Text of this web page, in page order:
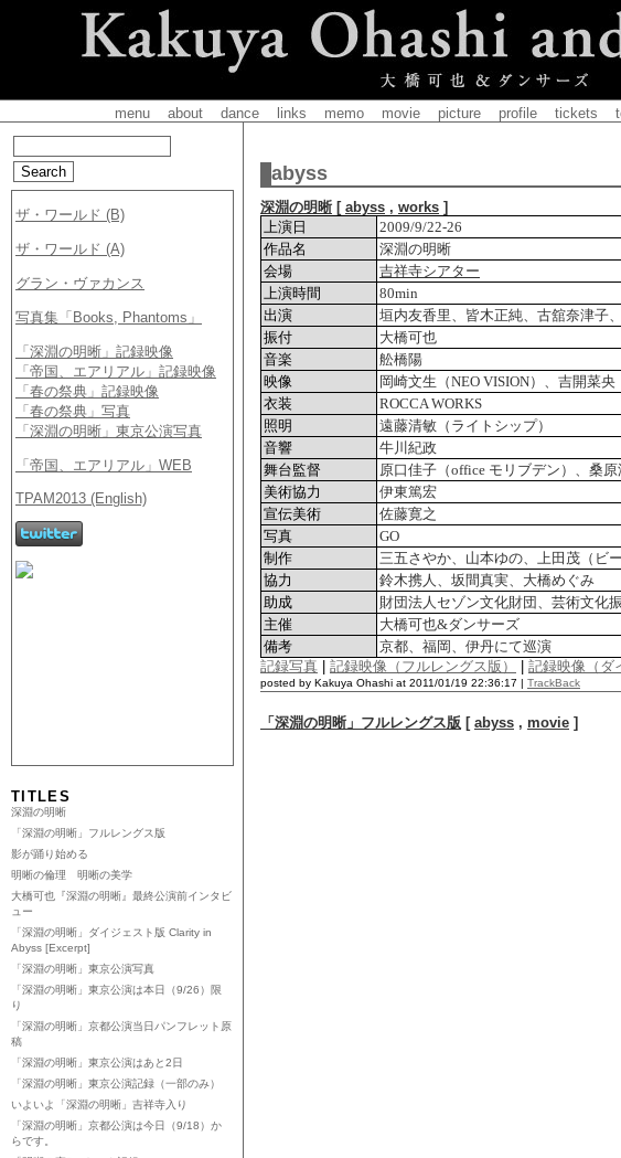
menu about dance links memo movie picture profile tickets
TITLES
深淵の明晰
「深淵の明晰」フルレングス版
影が踊り始める
明晰の倫理 明晰の美学
大橋可也『深淵の明晰』最終公演前インタビ
ュー
「深淵の明晰」ダイジェスト版 Clarity in
Abyss [Excerpt]
「深淵の明晰」東京公演写真
「深淵の明晰」東京公演は本日（9/26）限
り
「深淵の明晰」京都公演当日パンフレット原
稿
「深淵の明晰」東京公演はあと2日
「深淵の明晰」東京公演記録（一部のみ）
いよいよ「深淵の明晰」吉祥寺入り
「深淵の明晰」京都公演は今日（9/18）か
らです。
abyss
深淵の明晰 [ abyss , works ]
上演日
2009/9/22-26
作品名
深淵の明晰
会場
吉祥寺シアター
上演時間
80min
出演
垣内友香里、皆木正純、古舘奈津子
振付
大橋可也
音楽
舩橋陽
映像
岡崎文生（NEO VISION）、吉開菜央
衣装
ROCCA WORKS
照明
遠藤清敏（ライトシップ）
音響
牛川紀政
舞台監督
原口佳子（office モリブデン）、桑原
美術協力
伊東篤宏
宣伝美術
佐藤寛之
写真
GO
制作
三五さやか、山本ゆの、上田茂（ビ
協力
鈴木携人、坂間真実、大橋めぐみ
助成
財団法人セゾン文化財団、芸術文化
主催
大橋可也&ダンサーズ
備考
京都、福岡、伊丹にて巡演
記録写真
記録映像（フルレングス版） 記録映像（ダ
posted by Kakuya Ohashi at 2011/01/19 22:36:17 | TrackBack
「深淵の明晰」フルレングス版 [ abyss , movie ]